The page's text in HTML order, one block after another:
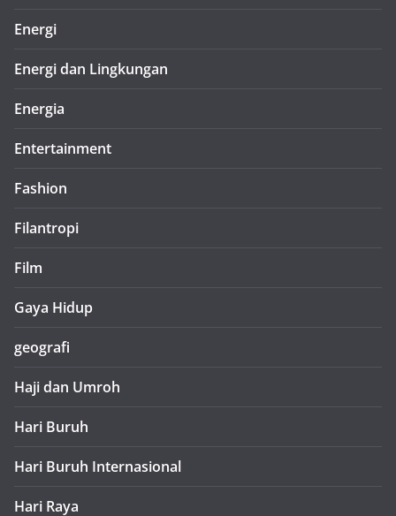
Energi
Energi dan Lingkungan
Energia
Entertainment
Fashion
Filantropi
Film
Gaya Hidup
geografi
Haji dan Umroh
Hari Buruh
Hari Buruh Internasional
Hari Raya